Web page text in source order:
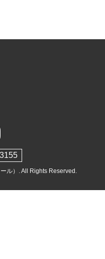
ル） . All Rights Reserved.